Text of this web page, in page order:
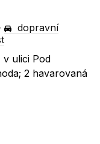
dopravní
v ulici Pod
2 havarovaná